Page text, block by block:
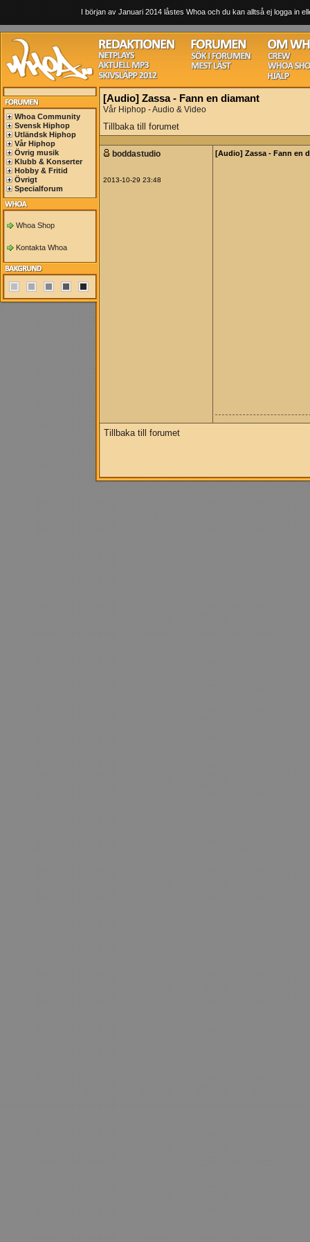
I början av Januari 2014 låstes Whoa och du kan alltså ej logga in
Whoa Community
Svensk Hiphop
Utländsk Hiphop
Vår Hiphop
Övrig musik
Klubb & Konserter
Hobby & Fritid
Övrigt
Specialforum
Whoa Shop
Kontakta Whoa
[Audio] Zassa - Fann en diamant
Vår Hiphop - Audio & Video
Tillbaka till forumet
boddastudio
2013-10-29 23:48
[Audio] Zassa - Fann en
Tillbaka till forumet